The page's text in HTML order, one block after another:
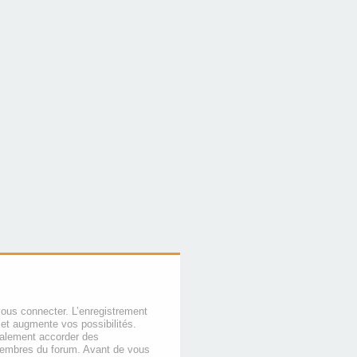
connecter. L’enregistrement
augmente vos possibilités.
accorder des
du forum. Avant de vous